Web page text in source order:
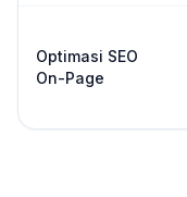
Optimasi SEO
On-Page